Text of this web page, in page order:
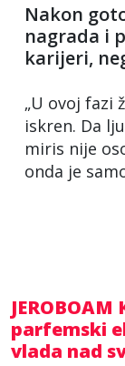
Nakon
nagrada i
karijeri,
„U ovoj fazi
iskren. Da
miris nije
onda je
parfemski
vlada nad